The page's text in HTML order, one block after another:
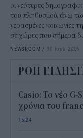
οι νεότερες
του πληθυσμού, άνω
γερασμένες κοινωνίες
σε χώρες που σήμερα
NEWSROOM / 30 Ιουλ 2026
ΡΟΗ
Casio: Το νέο G-
χρόνια του
15:24